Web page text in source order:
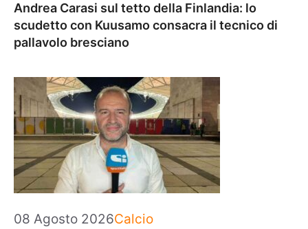
Andrea Carasi sul tetto della Finlandia: lo
scudetto con Kuusamo consacra il tecnico di
pallavolo bresciano
08 Agosto 2026Categorie
Calcio